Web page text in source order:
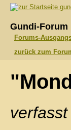
Gundi-Forum
Forums-
zurück zum